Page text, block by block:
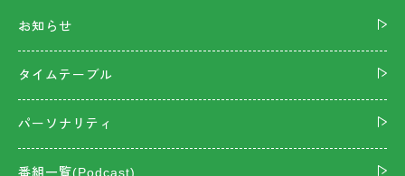
お知らせ
タイムテーブル
パーソナリティ
番組一覧(Podcast)